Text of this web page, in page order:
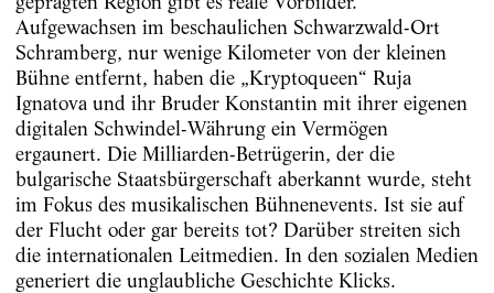
Aufgewachsen im beschaulichen Schwarzwald-Ort
Schramberg, nur wenige Kilometer von der kleinen
Bühne entfernt, haben die „Kryptoqueen“ Ruja
Ignatova und ihr Bruder Konstantin mit ihrer eigenen
digitalen Schwindel-Währung ein Vermögen
ergaunert. Die Milliarden-Betrügerin, der die
bulgarische Staatsbürgerschaft aberkannt wurde, steht
im Fokus des musikalischen Bühnenevents. Ist sie auf
der Flucht oder gar bereits tot? Darüber streiten sich
die internationalen Leitmedien. In den sozialen Medien
generiert die unglaubliche Geschichte Klicks.